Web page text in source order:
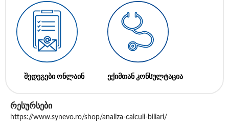
შედეგები ონლაინ ექიმთან კონსულტაცია
რესურსები
https://www.synevo.ro/shop/analiza-calculi-biliari/